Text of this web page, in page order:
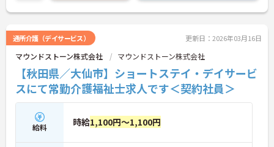
通所介護（デイサービス） 更新日：2026年03月16日
マウンドストーン株式会社 マウンドストーン株式会社
【秋田県／大仙市】ショートステイ・デイサービ
スにて常勤介護福祉士求人です＜契約社員＞
給料 時給1,100円～1,100円